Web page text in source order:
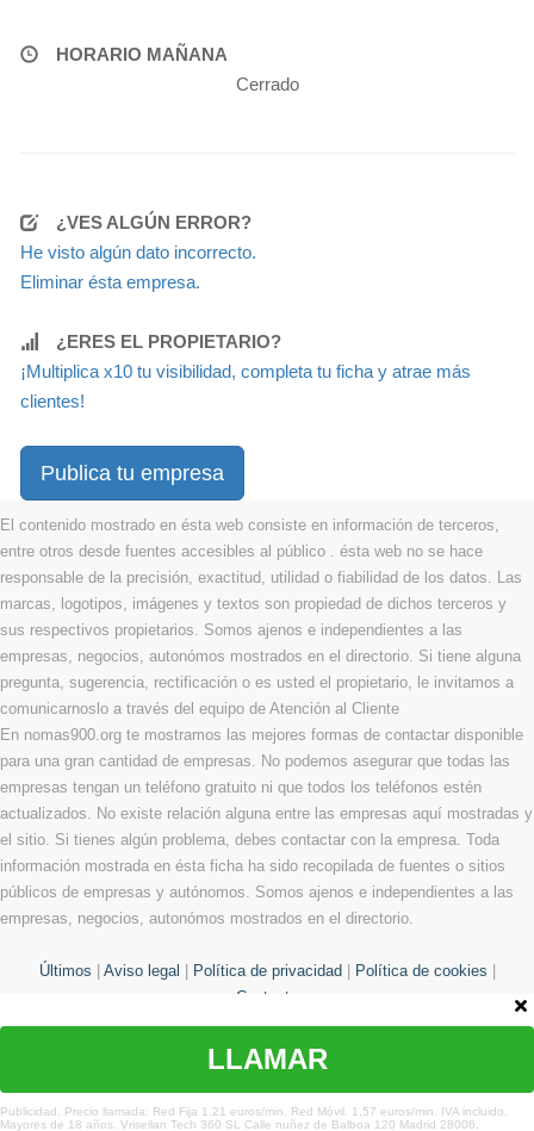
HORARIO MAÑANA
Cerrado
¿VES ALGÚN ERROR?
He visto algún dato incorrecto.
Eliminar ésta empresa.
¿ERES EL PROPIETARIO?
¡Multiplica x10 tu visibilidad, completa tu ficha y atrae más
clientes!
Publica tu empresa
El contenido mostrado en ésta web consiste en información de terceros,
entre otros desde fuentes accesibles al público . ésta web no se hace
responsable de la precisión, exactitud, utilidad o fiabilidad de los datos. Las
marcas, logotipos, imágenes y textos son propiedad de dichos terceros y
sus respectivos propietarios. Somos ajenos e independientes a las
empresas, negocios, autonómos mostrados en el directorio. Si tiene alguna
pregunta, sugerencia, rectificación o es usted el propietario, le invitamos a
comunicarnoslo a través del equipo de Atención al Cliente
En nomas900.org te mostramos las mejores formas de contactar disponible
para una gran cantidad de empresas. No podemos asegurar que todas las
empresas tengan un teléfono gratuito ni que todos los teléfonos estén
actualizados. No existe relación alguna entre las empresas aquí mostradas y
el sitio. Si tienes algún problema, debes contactar con la empresa. Toda
información mostrada en ésta ficha ha sido recopilada de fuentes o sitios
públicos de empresas y autónomos. Somos ajenos e independientes a las
empresas, negocios, autonómos mostrados en el directorio.
Últimos Aviso legal Política de privacidad Política de cookies
Contacto
¿Te hemos ayudado?
LLAMAR
Publicidad. Precio llamada: Red Fija 1,21 euros/min. Red Móvil. 1,57 euros/min. IVA incluido.
Mayores de 18 años. Vriseilan Tech 360 SL Calle nuñez de Balboa 120 Madrid 28006.